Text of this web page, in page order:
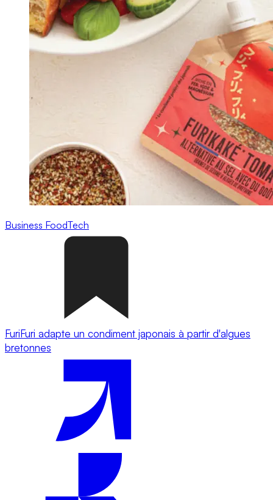
Business FoodTech
FuriFuri adapte un condiment japonais à partir d'algues
bretonnes